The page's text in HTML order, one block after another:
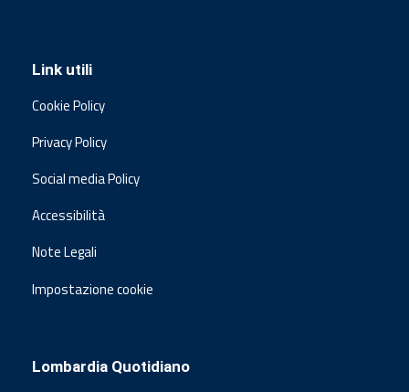
Link utili
Cookie Policy
Privacy Policy
Social media Policy
Accessibilità
Note Legali
Impostazione cookie
Lombardia Quotidiano